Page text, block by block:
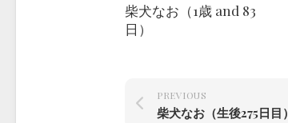
柴犬なお（1歳 and 83
日）
PREVIOUS
柴犬なお（生後275日目）